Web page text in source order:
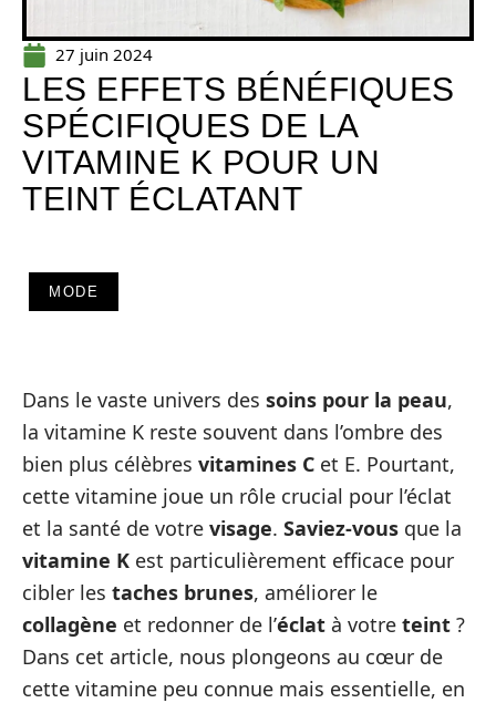
27 juin 2024
LES EFFETS BÉNÉFIQUES
SPÉCIFIQUES DE LA
VITAMINE K POUR UN
TEINT ÉCLATANT
MODE
Dans le vaste univers des soins pour la peau,
la vitamine K reste souvent dans l’ombre des
bien plus célèbres vitamines C et E. Pourtant,
cette vitamine joue un rôle crucial pour l’éclat
et la santé de votre visage. Saviez-vous que la
vitamine K est particulièrement efficace pour
cibler les taches brunes, améliorer le
collagène et redonner de l’éclat à votre teint ?
Dans cet article, nous plongeons au cœur de
cette vitamine peu connue mais essentielle, en